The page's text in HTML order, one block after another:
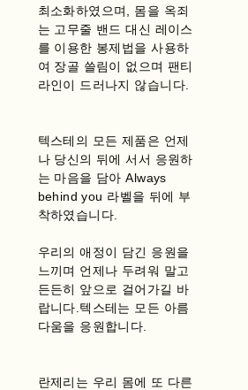
최소화하였으며, 몸을 옥죄
는 고무줄 밴드 대신 레이스
를 이용한 봉제법을 사용하
여 장골 쓸림이 없으며 팬티
라인이 드러나지 않습니다.
텍스테의 모든 제품은 언제
나 당신의 뒤에 서서 응원하
는 마음을 담아 Always
behind you 라벨을 뒤에 부
착하였습니다.
우리의 애정이 담긴 응원을
느끼며 언제나 두려워 말고
든든히 앞으로 걸어가길 바
랍니다.텍스테는 모든 아름
다움을 응원합니다.
란제리는 우리 몸에 또 다른